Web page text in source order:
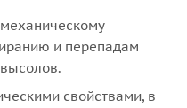
и перепадам
свойствами, в